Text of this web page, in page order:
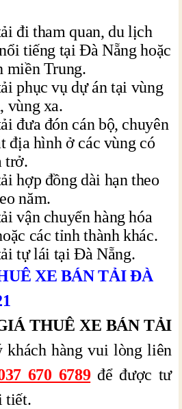
đi tham quan, du lịch
tiếng tại Đà Nẵng hoặc
miền Trung.
phục vụ dự án tại vùng
vùng xa.
đưa đón cán bộ, chuyên
địa hình ở các vùng có
trở.
hợp đồng dài hạn theo
năm.
vận chuyển hàng hóa
các tỉnh thành khác.
tự lái tại Đà Nẵng.
XE BÁN TẢI ĐÀ
THUÊ XE BÁN TẢI
hàng vui lòng liên
670 6789để được tư
tiết.